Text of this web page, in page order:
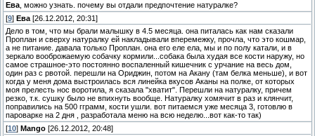
Ева , можно узнать. почему вы отдали предпочтение натуралке?
[9] Ева [26.12.2012, 20:31]
Дело в том, что мы брали малышку в 4.5 месяца. она питалась как нам сказали
Проплан и сверху натуралку ей накладывали вперемежку, прочла, что это кошмар,
а не питание. давала только Проплан. она его еле ела, мы и по полу катали, и в
зеркало вооброжаемую собачку кормили...собака была худая все кости наружу, но
самое страшное-это постоянно воспаленный кишечник с урчание на весь дом,
один раз с рвотой. перешли на Ориджин, потом на Акану (там белка меньше), и вот
когда у меня дома выстроилась вся линейка вкусов Аканы на полке, от которых
моя прелесть нос воротила, я сказала "хватит". Перешли на натуралку, причем
резко, т.к. сушку было не впихнуть вообще. Натуралку хомячит в раз и клянчит,
поправились на 500 гграмм, кости ушли. вот питаемся уже месяца 3, готовлю в
пароварке на 2 дня , разработала меню на всю неделю...вот как-то так)
[10] Mango [26.12.2012, 20:48]